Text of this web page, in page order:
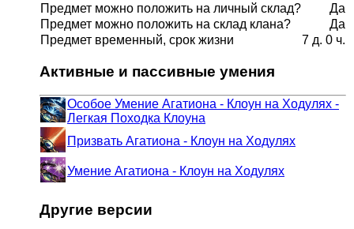
Предмет можно положить на личный склад?
Да
Предмет можно положить на склад клана?
Да
Предмет временный, срок жизни
7 д. 0 ч.
Активные и пассивные умения
Особое Умение Агатиона - Клоун на Ходулях -
Легкая Походка Клоуна
Призвать Агатиона - Клоун на Ходулях
Умение Агатиона - Клоун на Ходулях
Другие версии